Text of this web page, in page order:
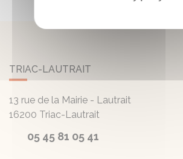
TRIAC-LAUTRAIT
13 rue de la Mairie - Lautrait
16200 Triac-Lautrait
05 45 81 05 41